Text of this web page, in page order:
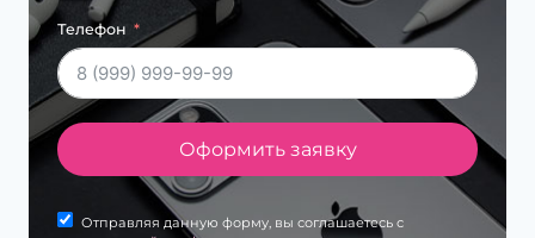
Телефон
Оформить заявку
Отправляя данную форму, вы соглашаетесь с